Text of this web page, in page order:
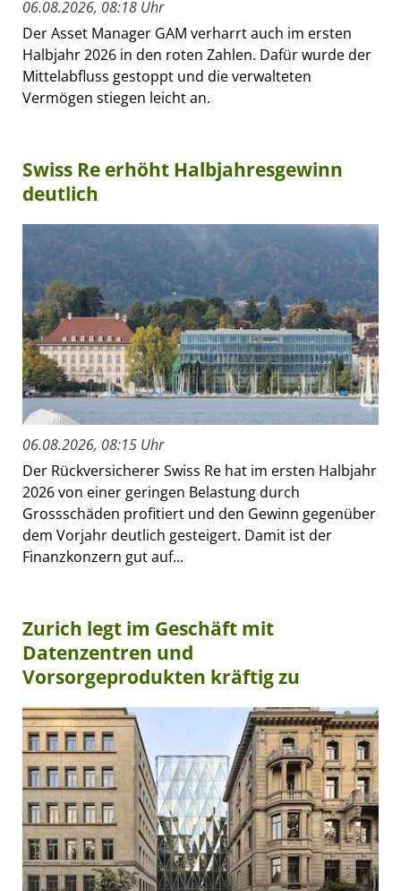
06.08.2026, 08:18 Uhr
Der Asset Manager GAM verharrt auch im ersten
Halbjahr 2026 in den roten Zahlen. Dafür wurde der
Mittelabfluss gestoppt und die verwalteten
Vermögen stiegen leicht an.
Swiss Re erhöht Halbjahresgewinn
deutlich
06.08.2026, 08:15 Uhr
Der Rückversicherer Swiss Re hat im ersten Halbjahr
2026 von einer geringen Belastung durch
Grossschäden profitiert und den Gewinn gegenüber
dem Vorjahr deutlich gesteigert. Damit ist der
Finanzkonzern gut auf...
Zurich legt im Geschäft mit
Datenzentren und
Vorsorgeprodukten kräftig zu